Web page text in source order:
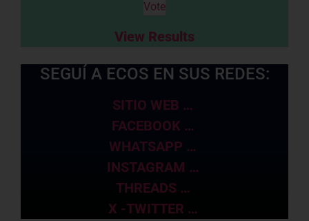
View Results
SEGUÍ A ECOS EN SUS REDES:
SITIO WEB …
FACEBOOK …
WHATSAPP …
INSTAGRAM …
THREADS …
X -TWITTER …